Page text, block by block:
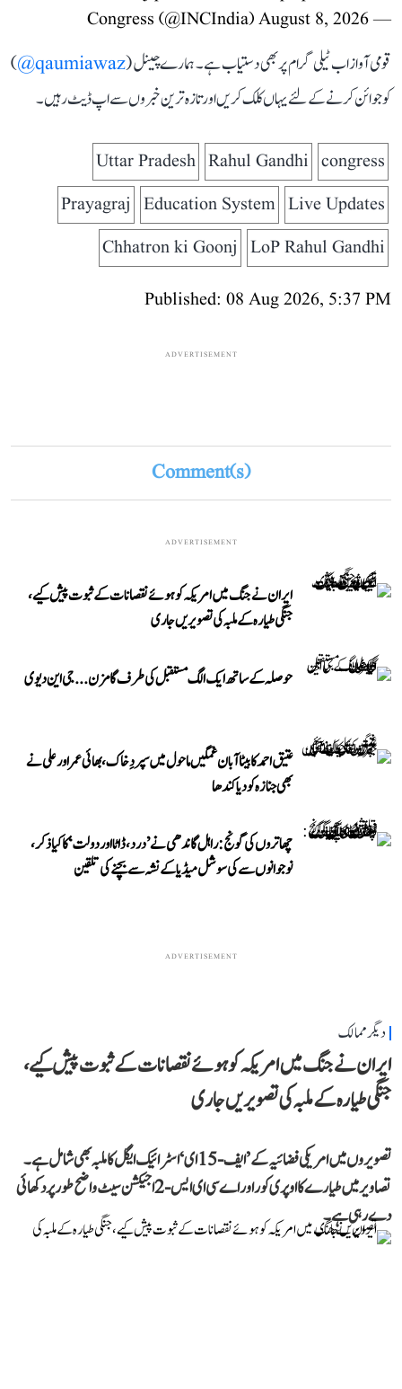
— Congress (@INCIndia)
August 8, 2026
قومی آواز اب ٹیلی گرام پر بھی دستیاب ہے۔ ہمارے چینل (qaumiawaz@
)
کو جوائن کرنے کے لئے یہاں کلک کریں اور تازہ ترین خبروں سے اپ ڈیٹ رہیں۔
congress
Rahul Gandhi
Uttar Pradesh
Live Updates
Education System
Prayagraj
LoP Rahul Gandhi
Chhatron ki Goonj
Published: 08 Aug 2026, 5:37 PM
ADVERTISEMENT
Comment(s)
ADVERTISEMENT
ایران نے جنگ میں امریکہ کو ہوئے نقصانات کے ثبوت پیش کیے،
جنگی طیارہ کے ملبہ کی تصویریں جاری
حوصلہ کے ساتھ ایک الگ مستقبل کی طرف گامزن... جی این دیوی
عتیق احمد کا بیٹا آبان غمگین ماحول میں سپردِ خاک، بھائی عمر اور علی نے
بھی جنازہ کو دیا کندھا
چھاتروں کی گونج: راہل گاندھی نے ’درد، ڈاٹا اور دولت‘ کا کیا ذکر،
نوجوانوں سے کی سوشل میڈیا کے نشہ سے بچنے کی تلقین
ADVERTISEMENT
دیگر ممالک
ایران نے جنگ میں امریکہ کو ہوئے نقصانات کے ثبوت پیش کیے،
جنگی طیارہ کے ملبہ کی تصویریں جاری
تصویروں میں امریکی فضائیہ کے ’ایف-15 ای‘ اسٹرائیک ایگل کا ملبہ بھی شامل ہے۔
تصاویر میں طیارے کا اوپری کور اور اے سی ای ایس-2 اجیکشن سیٹ واضح طور پر دکھائی
دے رہی ہے۔